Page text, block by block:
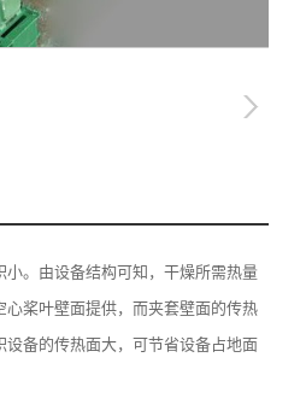
。由设备结构可知，干燥所需热量
心桨叶壁面提供，而夹套壁面的传热
设备的传热面大，可节省设备占地面